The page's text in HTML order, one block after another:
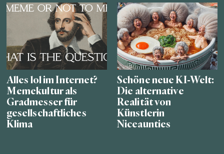
Alles lol im Internet?
Memekultur als
Gradmesser für
gesellschaftliches
Klima
Schöne neue KI-Welt:
Die alternative
Realität von
Künstlerin
Niceaunties